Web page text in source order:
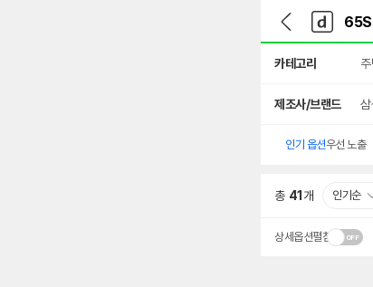
다
나
와
가
기
다
와
메
인
카테고리 주
제조사/브랜드 삼
인기 옵션우선 노출
총 41 개 인기순
상세옵션펼침